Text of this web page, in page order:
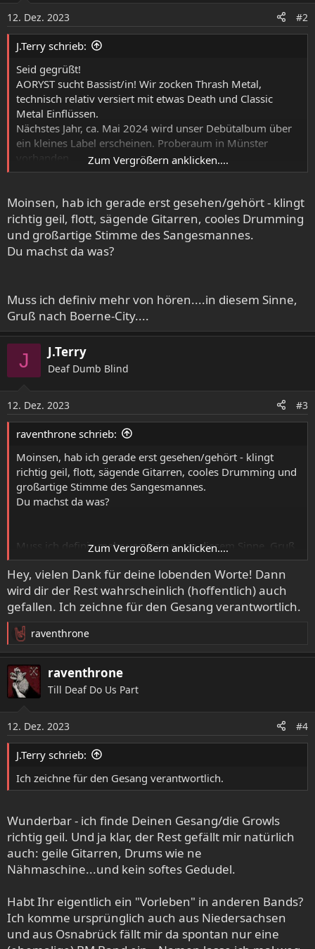
n
e
n
12. Dez. 2023 #2
J.Terry schrieb:
Seid gegrüßt!
AORYST sucht Bassist/in! Wir zocken Thrash Metal,
technisch relativ versiert mit etwas Death und Classic
Metal Einflüssen.
Nächstes Jahr, ca. Mai 2024 wird unser Debütalbum über
ein kleines Label erscheinen. Proberaum in Münster
vorhanden.
Ziel ist, mit Spaß und Lockerheit eine tighte Performance
voraussichtlich) zu bekommen. Wir sind zwischen 30 und
45 und bei uns geht es definitv nicht bierernst zu...
Erster Höreindruck unter:
https://aoryst.bandcamp.com/track/new-song-snippet
Mörtel & Gebolz!
Zum Vergrößern anklicken....
Moinsen, hab ich gerade erst gesehen/gehört - klingt
richtig geil, flott, sägende Gitarren, cooles Drumming
und großartige Stimme des Sangesmannes.
Du machst da was?
Muss ich definiv mehr von hören....in diesem Sinne,
Gruß nach Boerne-City....
J J.Terry
Deaf Dumb Blind
12. Dez. 2023 #3
raventhrone schrieb:
Moinsen, hab ich gerade erst gesehen/gehört - klingt
richtig geil, flott, sägende Gitarren, cooles Drumming und
großartige Stimme des Sangesmannes.
Du machst da was?
Muss ich definiv mehr von hören....in diesem Sinne, Gruß
nach Boerne-City....
Zum Vergrößern anklicken....
Hey, vielen Dank für deine lobenden Worte! Dann
wird dir der Rest wahrscheinlich (hoffentlich) auch
gefallen. Ich zeichne für den Gesang verantwortlich.
R
e
a
k
t
n
e
n
raventhrone
raventhrone
Till Deaf Do Us Part
12. Dez. 2023 #4
J.Terry schrieb:
Ich zeichne für den Gesang verantwortlich.
Wunderbar - ich finde Deinen Gesang/die Growls
richtig geil. Und ja klar, der Rest gefällt mir natürlich
auch: geile Gitarren, Drums wie ne
Nähmaschine...und kein softes Gedudel.
Habt Ihr eigentlich ein "Vorleben" in anderen Bands?
Ich komme ursprünglich auch aus Niedersachsen
und aus Osnabrück fällt mir da spontan nur eine